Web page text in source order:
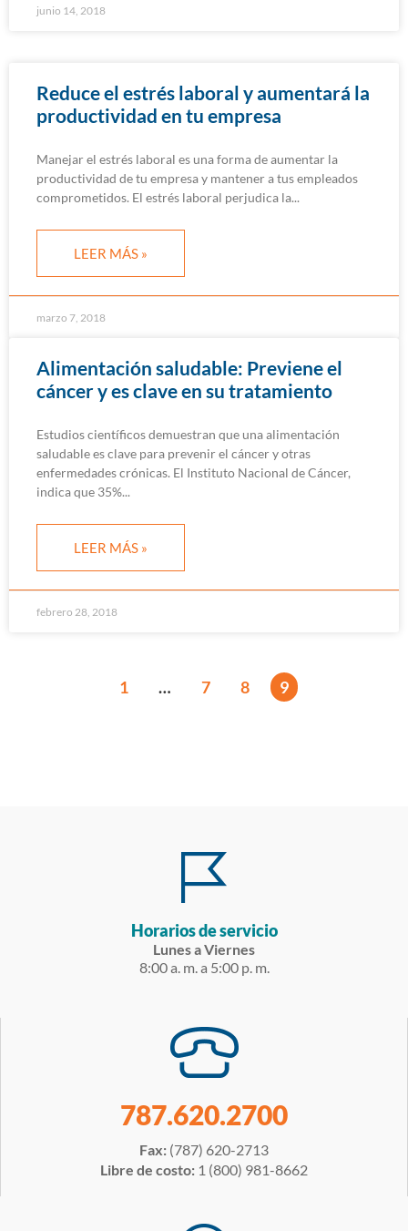
junio 14, 2018
Reduce el estrés laboral y aumentará la
productividad en tu empresa
Manejar el estrés laboral es una forma de aumentar la
productividad de tu empresa y mantener a tus empleados
comprometidos. El estrés laboral perjudica la
LEER MÁS »
marzo 7, 2018
Alimentación saludable: Previene el
cáncer y es clave en su tratamiento
Estudios científicos demuestran que una alimentación
saludable es clave para prevenir el cáncer y otras
enfermedades crónicas. El Instituto Nacional de Cáncer,
indica que 35%
LEER MÁS »
febrero 28, 2018
1 … 7 8 9
Horarios de servicio
Lunes a Viernes
8:00 a. m. a 5:00 p. m.
787.620.2700
Fax: (787) 620-2713
Libre de costo: 1 (800) 981-8662